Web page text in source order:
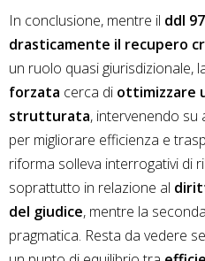
In conclusione, mentre il ddl
drasticamente il recupero
un ruolo quasi giurisdizionale,
forzata cerca di ottimizzare
strutturata, intervenendo su
per migliorare efficienza e
riforma solleva interrogativi di
soprattutto in relazione al
del giudice, mentre la
pragmatica. Resta da vedere